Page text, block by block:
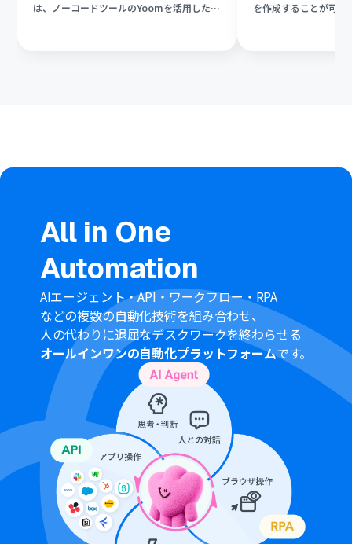
は、ノーコードツールのYoomを活用した
を作成することが可能
All in One
Automation
AIエージェント・API・ワークフロー・RPA
などの複数の自動化技術を組み合わせ、
人の代わりに退屈なデスクワークを終わらせる
オールインワンの自動化プラットフォームです。